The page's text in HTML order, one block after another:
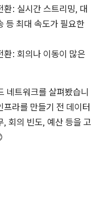
환: 실시간 스트리밍, 대
등 최대 속도가 필요한
환: 회의나 이동이 많은
네트워크를 살펴봤습니
라를 만들기 전 데이터
회의 빈도, 예산 등을 고